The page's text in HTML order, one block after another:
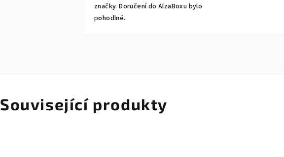
značky. Doručení do AlzaBoxu bylo
pohodlné.
Související produkty